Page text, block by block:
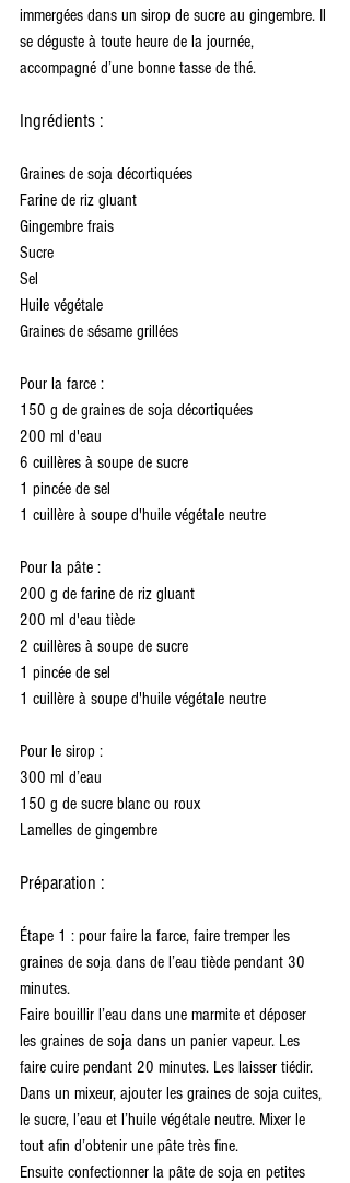
immergées dans un sirop de sucre au gingembre. Il
se déguste à toute heure de la journée,
accompagné d’une bonne tasse de thé.
Ingrédients :
Graines de soja décortiquées
Farine de riz gluant
Gingembre frais
Sucre
Sel
Huile végétale
Graines de sésame grillées
Pour la farce :
150 g de graines de soja décortiquées
200 ml d'eau
6 cuillères à soupe de sucre
1 pincée de sel
1 cuillère à soupe d'huile végétale neutre
Pour la pâte :
200 g de farine de riz gluant
200 ml d'eau tiède
2 cuillères à soupe de sucre
1 pincée de sel
1 cuillère à soupe d'huile végétale neutre
Pour le sirop :
300 ml d’eau
150 g de sucre blanc ou roux
Lamelles de gingembre
Préparation :
Étape 1 : pour faire la farce, faire tremper les
graines de soja dans de l’eau tiède pendant 30
minutes.
Faire bouillir l’eau dans une marmite et déposer
les graines de soja dans un panier vapeur. Les
faire cuire pendant 20 minutes. Les laisser tiédir.
Dans un mixeur, ajouter les graines de soja cuites,
le sucre, l’eau et l’huile végétale neutre. Mixer le
tout afin d’obtenir une pâte très fine.
Ensuite confectionner la pâte de soja en petites